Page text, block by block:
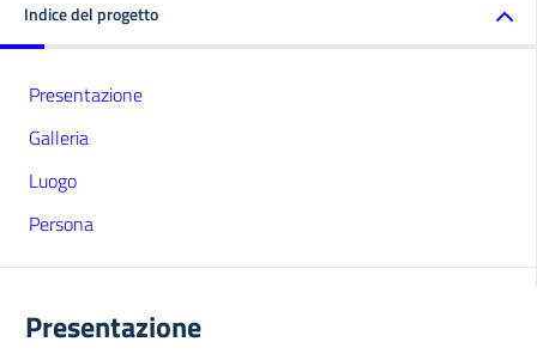
Indice del progetto
Presentazione
Galleria
Luogo
Persona
Presentazione